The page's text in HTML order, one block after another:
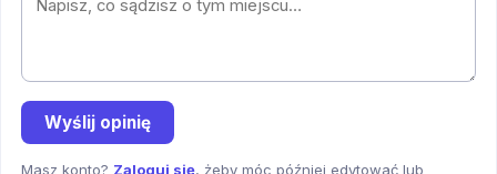
Wyślij opinię
Masz konto? Zaloguj się, żeby móc później edytować lub